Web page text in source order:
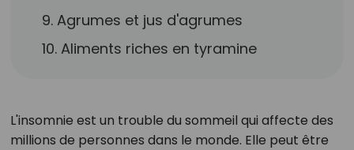
9. Agrumes et jus d'agrumes
10. Aliments riches en tyramine
L'insomnie est un trouble du sommeil qui affecte des
millions de personnes dans le monde. Elle peut être